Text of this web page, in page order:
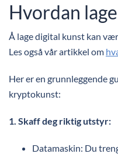
Hvordan
Å lage digital kunst kan
Les også vår artikkel om
Her er en grunnleggende
kryptokunst:
1. Skaff deg riktig utstyr:
Datamaskin: Du